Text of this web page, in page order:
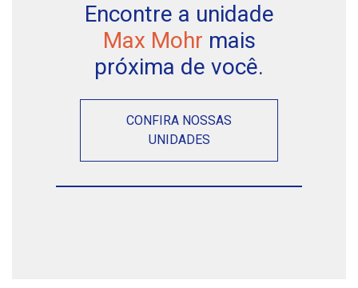
Encontre a unidade
Max Mohr mais
próxima de você.
CONFIRA NOSSAS
UNIDADES